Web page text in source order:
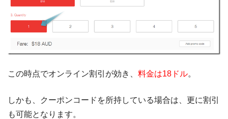
この時点でオンライン割引が効き、 料金は18ドル。
しかも、クーポンコードを所持している場合は、更に割引
も可能となります。